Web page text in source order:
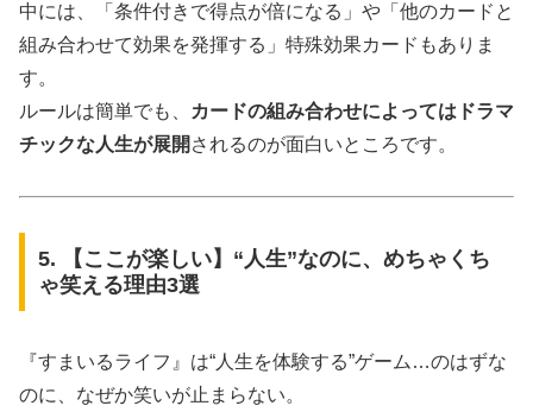
中には、「条件付きで得点が倍になる」や「他のカードと
組み合わせて効果を発揮する」特殊効果カードもありま
す。
ルールは簡単でも、 カードの組み合わせによってはドラマ
チックな人生が展開 されるのが面白いところです。
5. 【ここが楽しい】“人生”なのに、めちゃくち
ゃ笑える理由3選
『すまいるライフ』は“人生を体験する”ゲーム…のはずな
のに、なぜか笑いが止まらない。